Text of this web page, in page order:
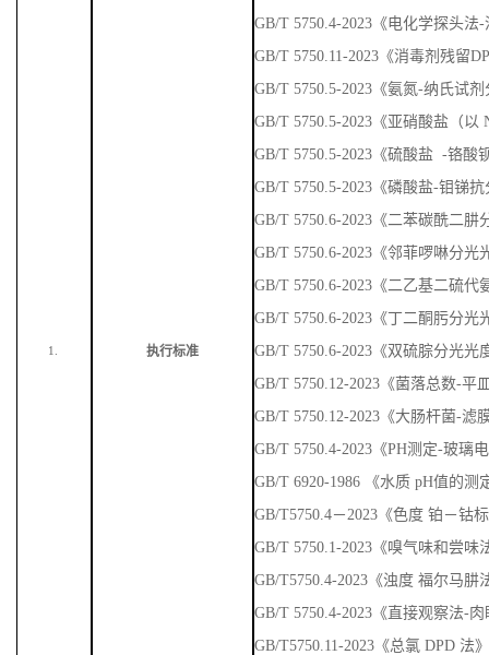
1. 执行标准
GB/T 5750.4-2023《电化学探头法
GB/T 5750.11-2023《消毒剂残留
GB/T 5750.5-2023《氨氮-纳氏试
GB/T 5750.5-2023《亚硝酸盐（
GB/T 5750.5-2023《硫酸盐 -铬酸
GB/T 5750.5-2023《磷酸盐-钼锑
GB/T 5750.6-2023《二苯碳酰二
GB/T 5750.6-2023《邻菲啰啉分光
GB/T 5750.6-2023《二乙基二硫
GB/T 5750.6-2023《丁二酮肟分光
GB/T 5750.6-2023《双硫腙分光光
GB/T 5750.12-2023《菌落总数-平
GB/T 5750.12-2023《大肠杆菌-滤
GB/T 5750.4-2023《PH测定-玻璃
GB/T 6920-1986 《水质 pH值的测
GB/T5750.4－2023《色度 铂－钴
GB/T 5750.1-2023《嗅气味和尝味
GB/T5750.4-2023《浊度 福尔马肼
GB/T 5750.4-2023《直接观察法-
GB/T5750.11-2023《总氯 DPD 法